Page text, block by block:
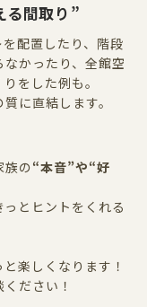
る間取り ”
配置したり、階段
かったり、全館空
をした例も。
に直結します。
の “本音”や“好
とヒントをくれる
楽しくなります！
ださい！